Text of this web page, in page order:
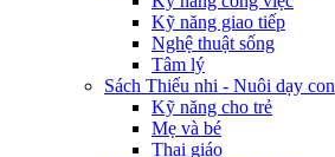
Kỹ năng giao tiếp
Nghệ thuật sống
Tâm lý
Sách Thiếu nhi - Nuôi dạy con
Kỹ năng cho trẻ
Mẹ và bé
Thai giáo